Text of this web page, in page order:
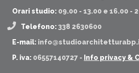
Orari studio: 09.00 - 13.00 e 16.00 -
Telefono:338 2630600
E-mail:
P. iva: 06557140727 - Info privacy &